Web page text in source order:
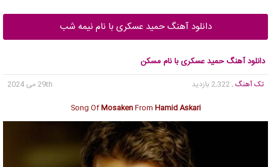
دانلود آهنگ حمید عسکری با نام نیمه شب
دانلود آهنگ حمید عسکری با نام مسکن
تک آهنگ , 2,322 بازدید
29th می 2024
Song OfMosakenFrom Hamid Askari